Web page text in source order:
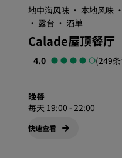
地中海风味 · 本地风味
· 露台 · 酒单
Calade屋顶餐厅
4.0 (249
晚餐
每天 19:00 - 22:00
快速查看